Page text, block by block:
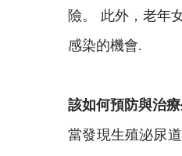
險。 此外，老年
感染的機會.
該如何預防與治
當發現生殖泌尿